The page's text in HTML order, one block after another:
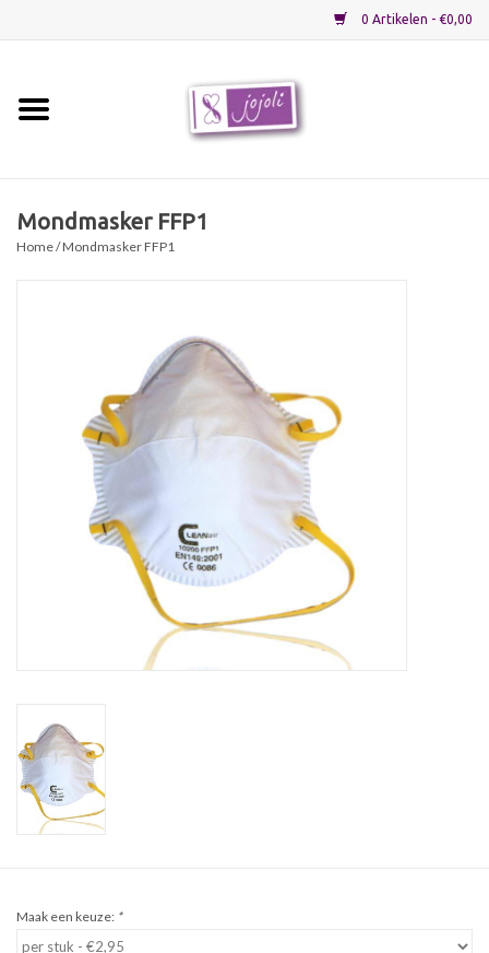
0 Artikelen - €0,00
Recepten
Mondmasker FFP1
Home/ Mondmasker FFP1
Maak een keuze: *